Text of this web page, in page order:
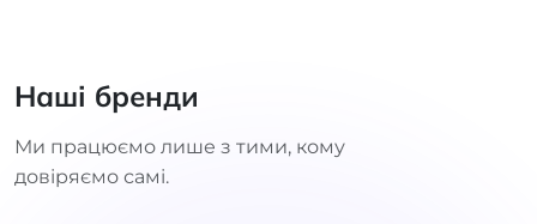
Наші бренди
Ми працюємо лише з тими, кому
довіряємо самі.